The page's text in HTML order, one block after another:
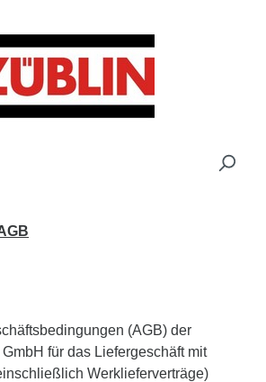
(AGB) der
für das Liefergeschäft mit
Werklieferverträge)